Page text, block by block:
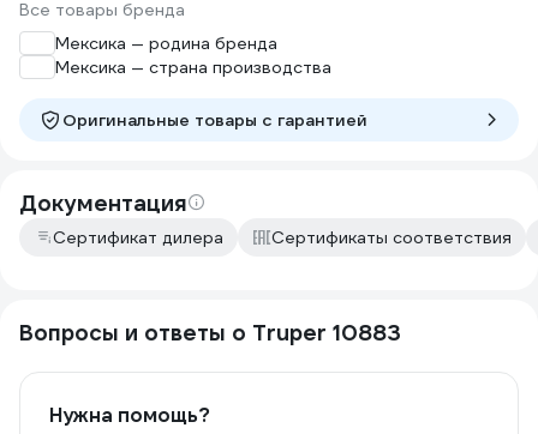
Все товары бренда
Мексика — родина бренда
Мексика — страна производства
Оригинальные товары c гарантией
Документация
Сертификат дилера Сертификаты соответствия
Вопросы и ответы о Truper 10883
Нужна помощь?